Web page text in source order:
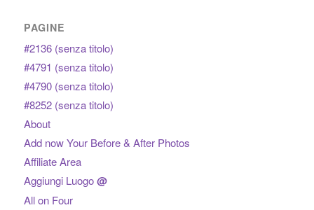
PAGINE
#2136 (senza titolo)
#4791 (senza titolo)
#4790 (senza titolo)
#8252 (senza titolo)
About
Add now Your Before & After Photos
Affiliate Area
Aggiungi Luogo@
All on Four